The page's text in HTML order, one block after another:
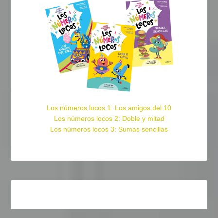
Los números locos 1: Los amigos del 10
Los números locos 2: Doble y mitad
Los números locos 3: Sumas sencillas